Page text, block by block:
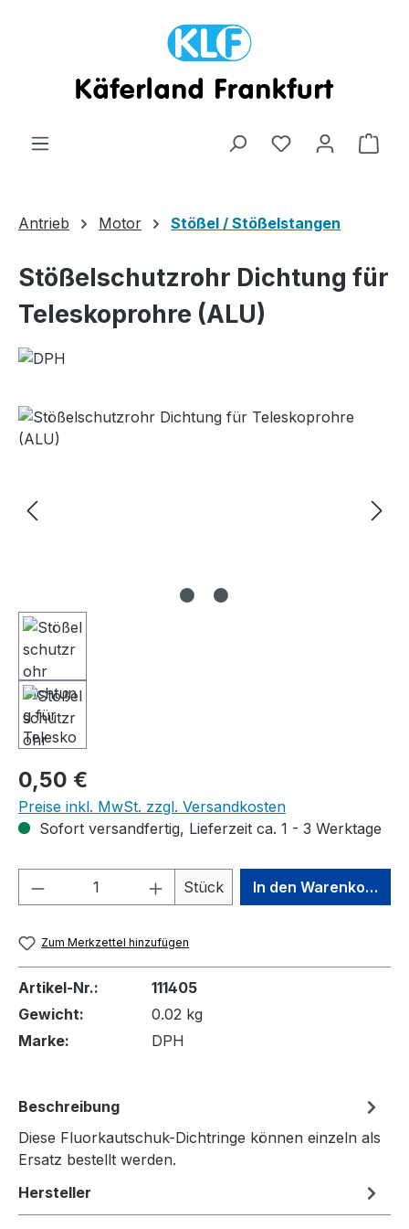
Zum Hauptinhalt springen
Antrieb Motor Stößel / Stößelstangen
Stößelschutzrohr Dichtung für
Teleskoprohre (ALU)
Bildergalerie überspringen
Regulärer Preis:
0,50 €
Preise inkl. MwSt. zzgl. Versandkosten
Sofort versandfertig, Lieferzeit ca. 1 - 3 Werktage
Produkt Anzahl: Gib den
Stück In den Warenkorb
Zum Merkzettel hinzufügen
Artikel-Nr.:
111405
Gewicht:
0.02 kg
Marke:
DPH
Beschreibung
Diese Fluorkautschuk-Dichtringe können einzeln als
Ersatz bestellt werden.
Hersteller